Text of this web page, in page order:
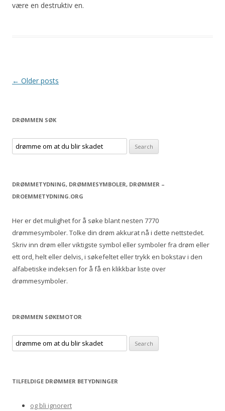
være en destruktiv en.
Post
← Older posts
DRØMMEN SØK
e
r
c
f
o
r
DRØMMETYDNING, DRØMMESYMBOLER, DRØMMER –
DROEMMETYDNING.ORG
Her er det mulighet for å søke blant nesten 7770
drømmesymboler. Tolke din drøm akkurat nå i dette nettstedet.
Skriv inn drøm eller viktigste symbol eller symboler fra drøm eller
ett ord, helt eller delvis, i søkefeltet eller trykk en bokstav i den
alfabetiske indeksen for å få en klikkbar liste over
drømmesymboler.
DRØMMEN SØKEMOTOR
e
rTILFELDIGE DRØMMER BETYDNINGER
og bli ignorert